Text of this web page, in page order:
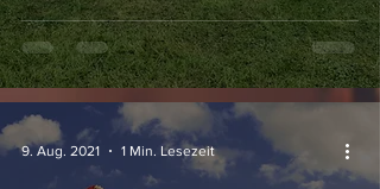
9. Aug. 2021 1 Min. Lesezeit